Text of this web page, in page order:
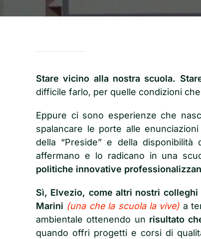
Stare vicino alla nostra scuola.
difficile farlo, per quelle condizioni
Eppure ci sono esperienze che
spalancare le porte alle
della “Preside” e della
affermano e lo radicano in una
politiche innovative
Sì, Elvezio, come altri nostri colleghi
Marini (una che la scuola la vive) a
ambientale ottenendo un risultato
quando offri progetti e corsi di